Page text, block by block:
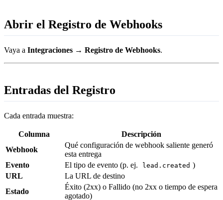
Abrir el Registro de Webhooks
Vaya a Integraciones → Registro de Webhooks.
Entradas del Registro
Cada entrada muestra:
Columna
Descripción
Webhook
Qué configuración de webhook saliente generó
esta entrega
Evento
El tipo de evento (p. ej. lead.created )
URL
La URL de destino
Estado
Éxito (2xx) o Fallido (no 2xx o tiempo de espera
agotado)